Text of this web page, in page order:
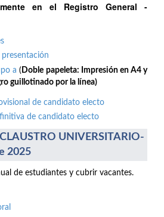
en el Registro General -
presentación
a( Doble papeleta: Impresión en A4 y
guillotinado por la línea)
de candidato electo
de candidato electo
CLAUSTRO UNIVERSITARIO-
2025
de estudiantes y cubrir vacantes.